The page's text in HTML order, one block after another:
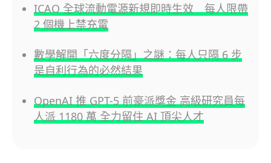
ICAO 全球流動電源新規即時生效 每人限帶
2 個機上禁充電
數學解開「六度分隔」之謎：每人只隔 6 步
是自利行為的必然結果
OpenAI 推 GPT-5 前豪派獎金 高級研究員每
人派 1180 萬 全力留住 AI 頂尖人才